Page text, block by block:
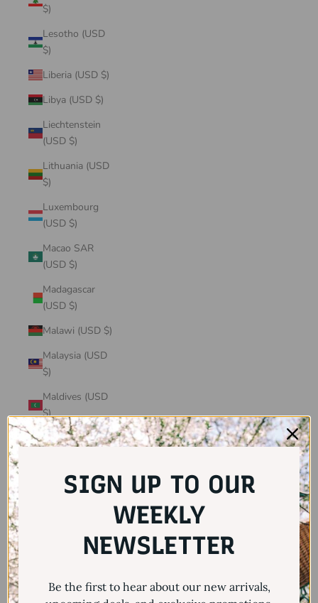
$)
Lesotho (USD
$)
Liberia (USD $)
Libya (USD $)
Liechtenstein
(USD $)
Lithuania (USD
$)
Luxembourg
(USD $)
Macao SAR
(USD $)
Madagascar
(USD $)
Malawi (USD $)
Malaysia (USD
$)
Maldives (USD
$)
Mali (USD $)
Martinique
$)
SIGN UP TO OUR
WEEKLY
NEWSLETTER
Be the first to hear about our new arrivals,